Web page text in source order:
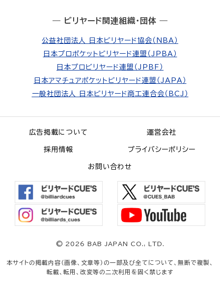
― ビリヤード関連組織・団体 ―
公益社団法人 日本ビリヤード協会（NBA）
日本プロポケットビリヤード連盟（JPBA）
日本プロビリヤード連盟（JPBF）
日本アマチュアポケットビリヤード連盟（JAPA）
一般社団法人 日本ビリヤード商工連合会（BCJ）
広告掲載について 運営会社
採用情報 プライバシーポリシー
お問い合わせ
© 2026 BAB JAPAN CO., LTD.
本サイトの掲載内容（画像、文章等）の一部及び全てについて、無断で複製、
転載、転用、改変等の二次利用を固く禁じます